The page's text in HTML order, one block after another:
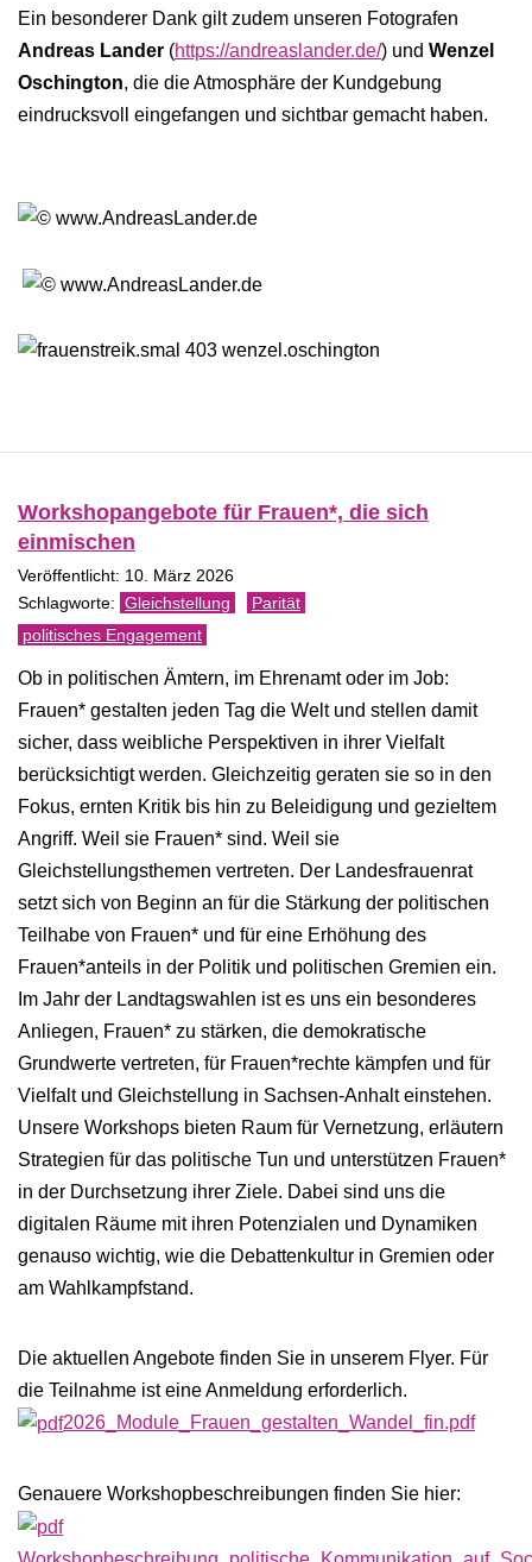
Ein besonderer Dank gilt zudem unseren Fotografen
Andreas Lander (https://andreaslander.de/) und Wenzel
Oschington, die die Atmosphäre der Kundgebung
eindrucksvoll eingefangen und sichtbar gemacht haben.
Workshopangebote für Frauen*, die sich
einmischen
Veröffentlicht: 10. März 2026
Gleichstellung
Parität
politisches Engagement
Ob in politischen Ämtern, im Ehrenamt oder im Job:
Frauen* gestalten jeden Tag die Welt und stellen damit
sicher, dass weibliche Perspektiven in ihrer Vielfalt
berücksichtigt werden. Gleichzeitig geraten sie so in den
Fokus, ernten Kritik bis hin zu Beleidigung und gezieltem
Angriff. Weil sie Frauen* sind. Weil sie
Gleichstellungsthemen vertreten. Der Landesfrauenrat
setzt sich von Beginn an für die Stärkung der politischen
Teilhabe von Frauen* und für eine Erhöhung des
Frauen*anteils in der Politik und politischen Gremien ein.
Im Jahr der Landtagswahlen ist es uns ein besonderes
Anliegen, Frauen* zu stärken, die demokratische
Grundwerte vertreten, für Frauen*rechte kämpfen und für
Vielfalt und Gleichstellung in Sachsen-Anhalt einstehen.
Unsere Workshops bieten Raum für Vernetzung, erläutern
Strategien für das politische Tun und unterstützen Frauen*
in der Durchsetzung ihrer Ziele. Dabei sind uns die
digitalen Räume mit ihren Potenzialen und Dynamiken
genauso wichtig, wie die Debattenkultur in Gremien oder
am Wahlkampfstand.
Die aktuellen Angebote finden Sie in unserem Flyer. Für
die Teilnahme ist eine Anmeldung erforderlich.
2026_Module_Frauen_gestalten_Wandel_fin.pdf
Genauere Workshopbeschreibungen finden Sie hier: